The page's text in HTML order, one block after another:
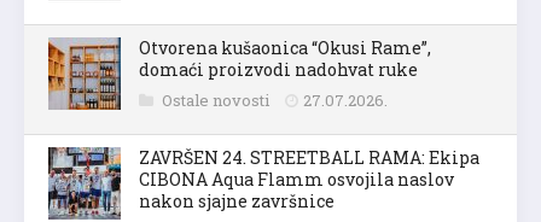
Otvorena kušaonica “Okusi Rame”,
domaći proizvodi nadohvat ruke
Ostale novosti 27.07.2026.
ZAVRŠEN 24. STREETBALL RAMA: Ekipa
CIBONA Aqua Flamm osvojila naslov
nakon sjajne završnice